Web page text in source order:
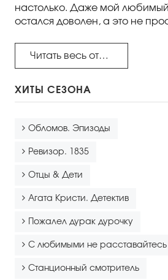
Отзывы зрителей
Порядок возврата билетов
Репертуар
Афиша
Контакты
настолько. Даже мой
остался доволен, а это не
Читать весь отзыв...
ХИТЫ СЕЗОНА
Обломов. Эпизоды
Ревизор. 1835
Отцы & Дети
Агата Кристи. Детектив
Пожалел дурак дурочку
С любимыми не расставайтесь
Станционный смотритель